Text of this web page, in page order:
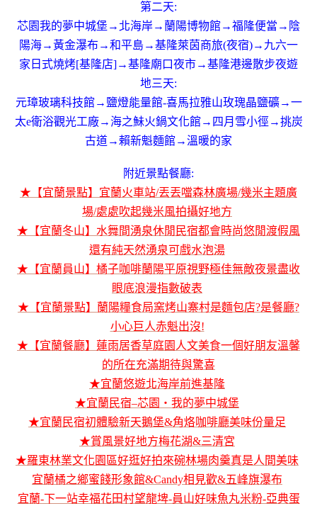
第二天:
芯園我的夢中城堡→北海岸→蘭陽博物館→福隆便當→陰
陽海→黃金瀑布→和平島→基隆萊茵商旅(夜宿)→九六一
家日式燒烤[基隆店]→基隆廟口夜市→基隆港邊散步夜遊
地三天:
元璋玻璃科技館→鹽燈能量館-喜馬拉雅山玫瑰晶鹽礦→一
太e衛浴觀光工廠→海之鮇火鍋文化館→四月雪小徑→挑炭
古道→賴新魁麵館→溫暖的家
附近景點餐廳:
★【宜蘭景點】宜蘭火車站/丟丟噹森林廣場/幾米主題廣
場/處處吹起幾米風拍攝好地方
★【宜蘭冬山】水舞間湧泉休閒民宿都會時尚悠閒渡假風
還有純天然湧泉可戲水泡湯
★【宜蘭員山】橘子咖啡蘭陽平原視野極佳無敵夜景盡收
眼底浪漫指數破表
★【宜蘭景點】蘭陽糧食局窯烤山寨村是麵包店?是餐廳?
小心巨人赤魁出沒!
★【宜蘭餐廳】蓮雨居香草庭園人文美食一個好朋友溫馨
的所在充滿期待與驚喜
★宜蘭悠遊北海岸前進基隆
★宜蘭民宿–芯園‧我的夢中城堡
★宜蘭民宿初體驗新天鵝堡&角烙咖啡廳美味份量足
★賞風景好地方梅花湖&三清宮
★羅東林業文化園區好逛好拍來碗林場肉羹真是人間美味
宜蘭橘之鄉蜜餞形象館&Candy相見歡&五峰旗瀑布
宜蘭-下一站幸福花田村望龍埤-員山好味魚丸米粉-亞典蛋